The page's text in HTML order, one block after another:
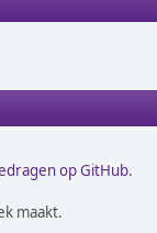
op GitHub.
maakt.